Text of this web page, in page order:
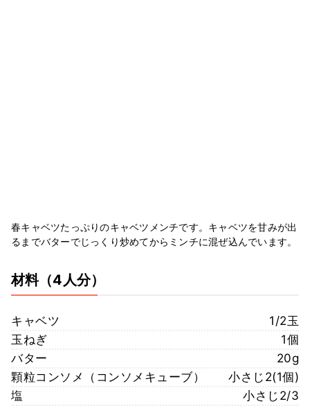
春キャベツたっぷりのキャベツメンチです。キャベツを甘みが出
るまでバターでじっくり炒めてからミンチに混ぜ込んでいます。
材料（4人分）
キャベツ
1/2玉
玉ねぎ
1個
バター
20g
顆粒コンソメ（コンソメキューブ）
小さじ2(1個)
塩
小さじ2/3